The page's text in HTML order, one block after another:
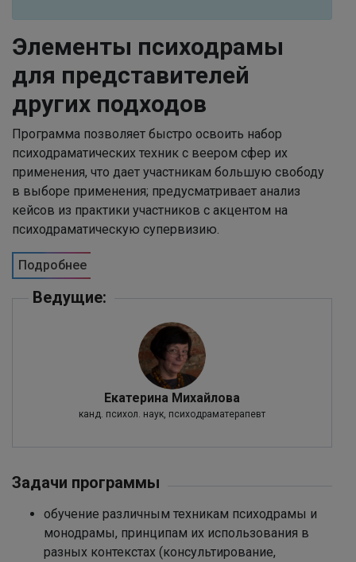
Элементы психодрамы
для представителей
других подходов
Программа позволяет быстро освоить набор
психодраматических техник с веером сфер их
применения, что дает участникам большую свободу
в выборе применения; предусматривает анализ
кейсов из практики участников с акцентом на
психодраматическую супервизию.
Подробнее
Ведущие:
Екатерина Михайлова
канд. психол. наук, психодраматерапевт
Задачи программы
обучение различным техникам психодрамы и
монодрамы, принципам их использования в
разных контекстах (консультирование,